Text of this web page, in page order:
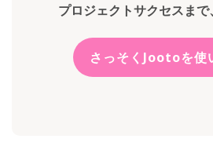
プロジェクトサクセスまで
さっそくJootoを使